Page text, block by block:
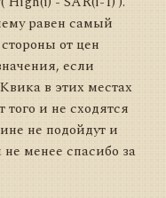
равен самый
от цен
если
в этих местах
и не сходятся
не подойдут и
менее спасибо за